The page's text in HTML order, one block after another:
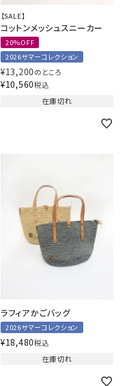
【SALE】
コットンメッシュスニーカー
20%OFF
2026サマーコレクション
¥13,200のところ
¥10,560税込
在庫切れ
ラフィアかごバッグ
2026サマーコレクション
¥18,480税込
在庫切れ